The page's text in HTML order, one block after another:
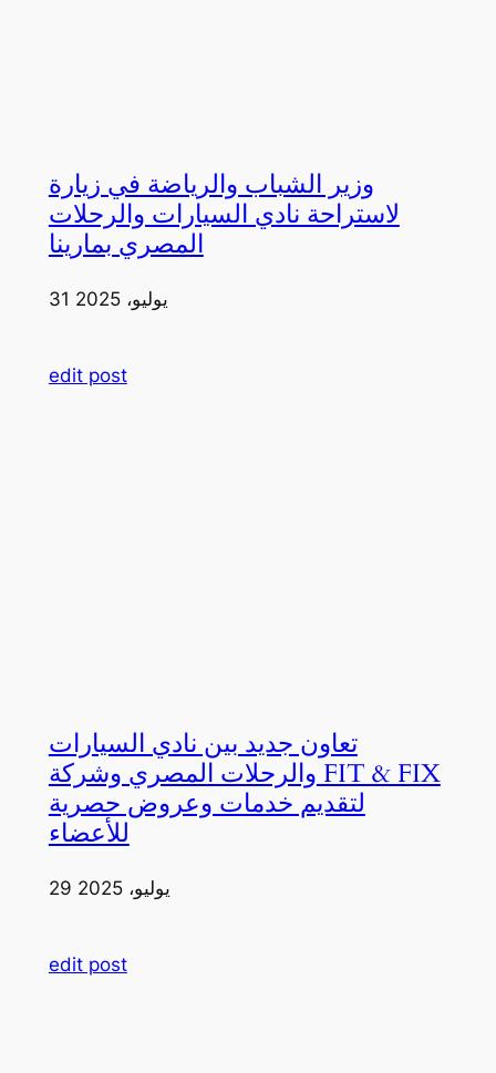
وزير الشباب والرياضة في زيارة
لاستراحة نادي السيارات والرحلات
المصري بمارينا
31 يوليو، 2025
edit post
تعاون جديد بين نادي السيارات
والرحلات المصري وشركة FIT & FIX
لتقديم خدمات وعروض حصرية
للأعضاء
29 يوليو، 2025
edit post